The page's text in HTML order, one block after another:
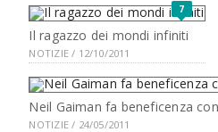
7
Il ragazzo dei mondi infiniti
NOTIZIE / 12/10/2011
Neil Gaiman fa beneficenza
NOTIZIE / 24/05/2011